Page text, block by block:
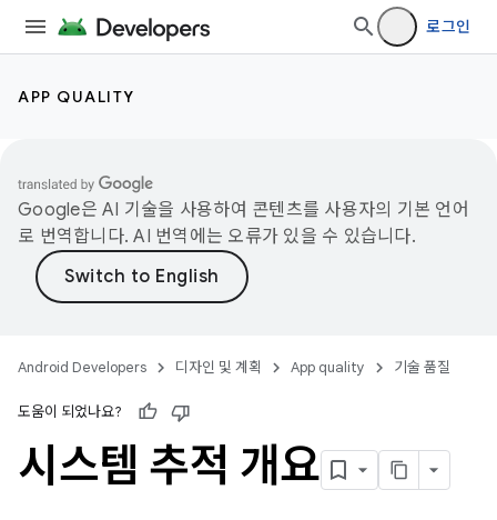
로그인
APP QUALITY
Google은 AI 기술을 사용하여 콘텐츠를 사용자의 기본 언어
로 번역합니다. AI 번역에는 오류가 있을 수 있습니다.
Android Developers 디자인 및 계획 App quality 기술 품질
도움이 되었나요?
시스템 추적 개요